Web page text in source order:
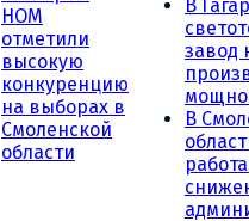
НОМ
отметили
высокую
конкуренцию
на выборах в
Смоленской
области
В
завод
В